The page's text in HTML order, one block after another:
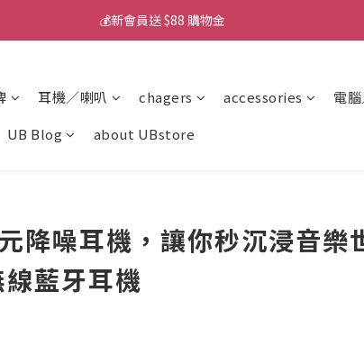
💰新會員送 $88 購物金
💰新會員送 $88 購物金
💰新會員送 $88 購物金
耳機／喇叭 chagers accessories 電
UB Blog about UBstore
降噪耳機，讓你秒沉浸音樂
藍牙耳機